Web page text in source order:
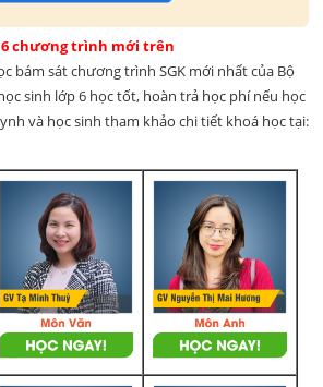
chương trình mới trên
bám sát chương trình SGK mới nhất của Bộ
sinh lớp 6 học tốt, hoàn trả học phí nếu học
và học sinh tham khảo chi tiết khoá học tại: